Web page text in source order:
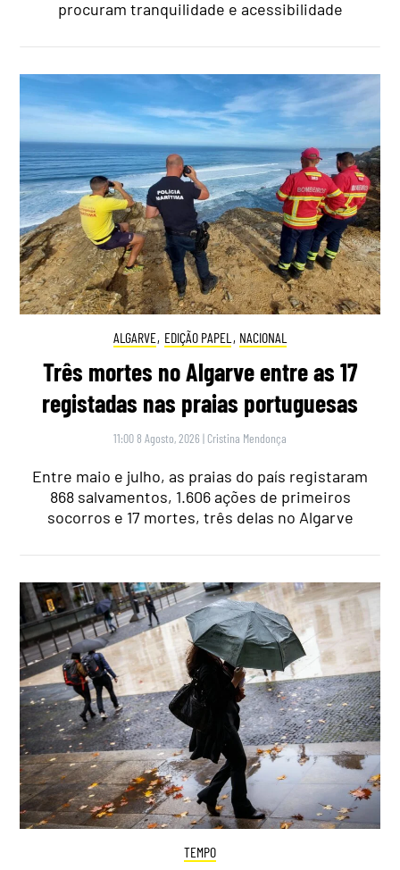
procuram tranquilidade e acessibilidade
ALGARVE, EDIÇÃO PAPEL , NACIONAL
Três mortes no Algarve entre as 17
registadas nas praias portuguesas
11:00 8 Agosto, 2026 | Cristina Mendonça
Entre maio e julho, as praias do país registaram
868 salvamentos, 1.606 ações de primeiros
socorros e 17 mortes, três delas no Algarve
TEMPO